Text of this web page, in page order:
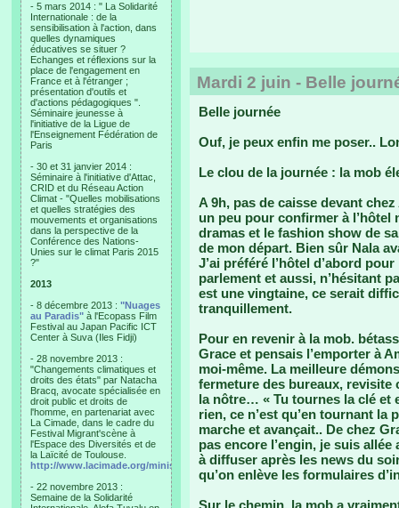
- 5 mars 2014 : " La Solidarité
Internationale : de la
sensibilisation à l'action, dans
quelles dynamiques
éducatives se situer ?
Echanges et réflexions sur la
place de l'engagement en
France et à l'étranger ;
présentation d'outils et
d'actions pédagogiques ".
Séminaire jeunesse à
l'initiative de la Ligue de
l'Enseignement Fédération de
Paris
- 30 et 31 janvier 2014 :
Séminaire à l'initiative d'Attac,
CRID et du Réseau Action
Climat - "Quelles mobilisations
et quelles stratégies des
mouvements et organisations
dans la perspective de la
Conférence des Nations-
Unies sur le climat Paris 2015
?"
2013
- 8 décembre 2013 : "Nuages
au Paradis" à l'Ecopass Film
Festival au Japan Pacific ICT
Center à Suva (Iles Fidji)
- 28 novembre 2013 :
"Changements climatiques et
droits des états" par Natacha
Bracq, avocate spécialisée en
droit public et droits de
l'homme, en partenariat avec
La Cimade, dans le cadre du
Festival Migrant'scène à
l'Espace des Diversités et de
la Laïcité de Toulouse.
http://www.lacimade.org/minisites/migrantscene
- 22 novembre 2013 :
Semaine de la Solidarité
Mardi 2 juin - Belle
Belle journée
Ouf, je peux enfin me poser..
Le clou de la journée : la mob
A 9h, pas de caisse devant
un peu pour confirmer à
dramas et le fashion show de
de mon départ. Bien sûr Nala
J’ai préféré l’hôtel d’abord
parlement et aussi, n’hésitant
est une vingtaine, ce serait
tranquillement.
Pour en revenir à la mob.
Grace et pensais l’emporter à
moi-même. La meilleure
fermeture des bureaux, revisite
la nôtre… « Tu tournes la clé et
rien, ce n’est qu’en tournant la
marche et avançait.. De chez
pas encore l’engin, je suis
à diffuser après les news du
qu’on enlève les formulaires
Sur le chemin, la mob a